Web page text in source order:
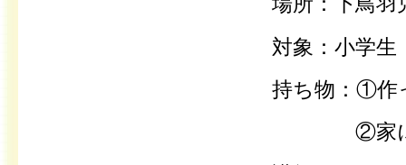
対象：小学
持ち物：①作
②家にあ